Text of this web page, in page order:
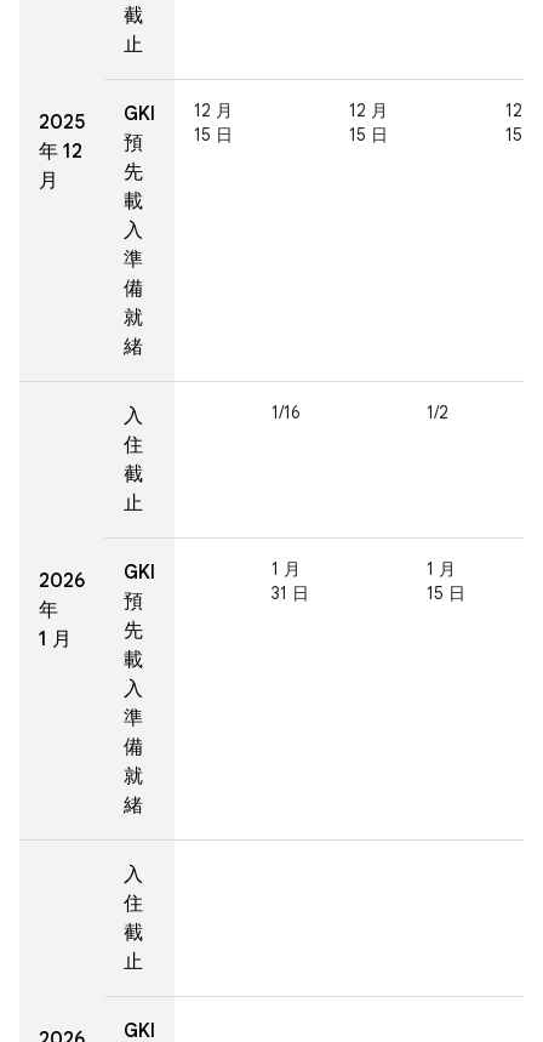
2025
年 12
月
截
止
GKI
預
先
載
入
準
備
就
緒
12 月
15 日
12 月
15 日
12 月
15 日
2026
年
1 月
入
住
截
止
1/16 1/2
GKI
預
先
載
入
準
備
就
緒
1 月
31 日
1 月
15 日
入
住
截
止
GKI